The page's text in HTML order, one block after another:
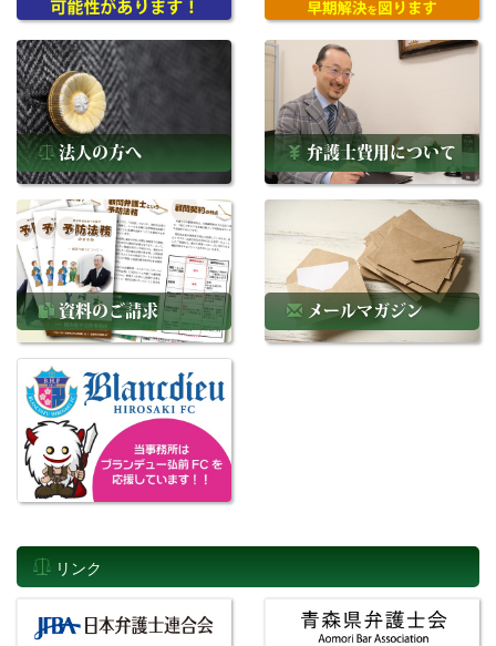
法人の方へ 弁護士費用について
資料のご請求 メールマガジン
リンク